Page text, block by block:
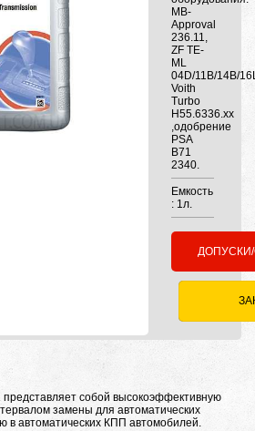
MB-
Approval
236.11,
ZF TE-
ML
04D/11B/14B/
Voith
Turbo
H55.6336.xx
,одобрение
PSA
B71
2340.
Емкость
: 1л.
представляет собой высокоэффективную
замены для автоматических
в автоматических КПП автомобилей.